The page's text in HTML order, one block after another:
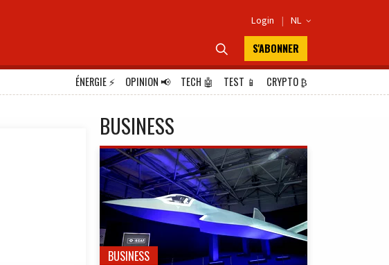
Login | NL 
 S'ABONNER
ÉNERGIE⚡ OPINION📢 TECH 🤖 TEST 📱 CRYPTO₿
BUSINESS
BUSINESS